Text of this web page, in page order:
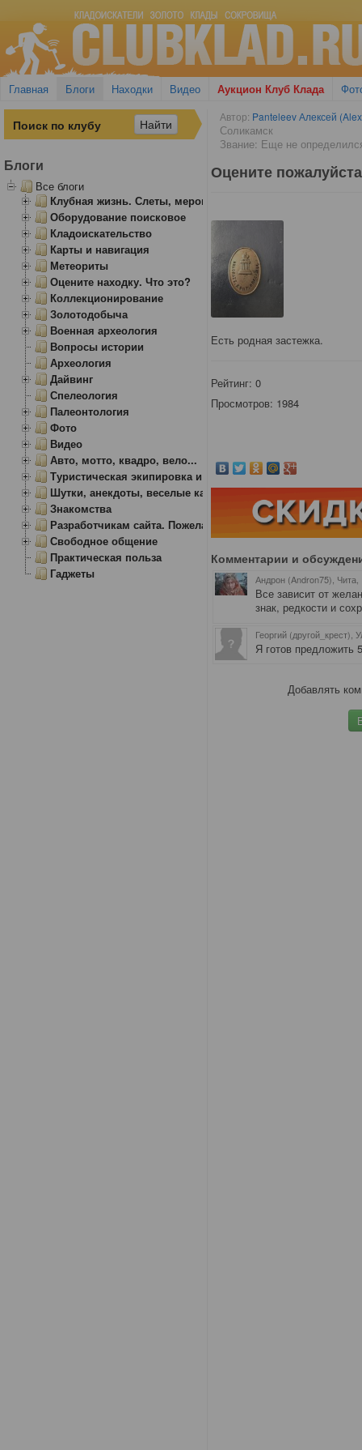
Главная Блоги Находки Видео Аукцион Клуб Клада
Автор: Panteleev Алексей
Соликамск
Звание: Еще не
Оцените
Есть родная застежка.
Рейтинг:0
Просмотров: 1984
Комментарии и
Андрон (Andron75), Чита
Все зависит от
знак, редкости и
Георгий (другой_крест),
Я готов предложить
Добавлять
Блоги
Все блоги
Клубная жизнь. Слеты, мероприятия
Оборудование поисковое
Кладоискательство
Карты и навигация
Метеориты
Оцените находку. Что это?
Коллекционирование
Золотодобыча
Военная археология
Вопросы истории
Археология
Дайвинг
Спелеология
Палеонтология
Фото
Видео
Авто, мотто, квадро, вело...
Туристическая экипировка и снаряжение
Шутки, анекдоты, веселые картинки
Знакомства
Разработчикам сайта. Пожелания, замечания.
Свободное общение
Практическая польза
Гаджеты